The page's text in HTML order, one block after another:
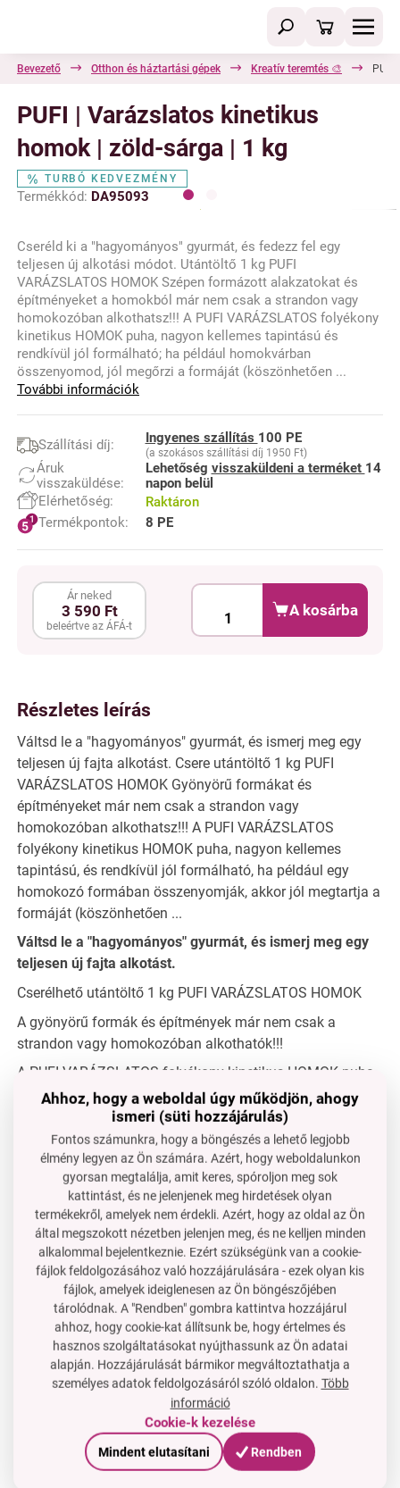
Bevezető Otthon és háztartási gépek Kreatív teremtés 🎨
PUFI | Varázslatos kinetikus
homok | zöld-sárga | 1 kg
TURBÓ KEDVEZMÉNY
Termékkód: DA95093
Cseréld ki a "hagyományos" gyurmát, és fedezz fel egy
teljesen új alkotási módot. Utántöltő 1 kg PUFI
VARÁZSLATOS HOMOK Szépen formázott alakzatokat és
építményeket a homokból már nem csak a strandon vagy
homokozóban alkothatsz!!! A PUFI VARÁZSLATOS folyékony
kinetikus HOMOK puha, nagyon kellemes tapintású és
rendkívül jól formálható; ha például homokvárban
összenyomod, jól megőrzi a formáját (köszönhetően ...
További információk
Szállítási díj: Ingyenes szállítás 100 PE
(a szokásos szállítási díj 1950 Ft)
Áruk
visszaküldése:
Lehetőség visszaküldeni a terméket 14
napon belül
Elérhetőség:
Raktáron
Termékpontok:
8 PE
Ár neked
3 590 Ft
beleértve az ÁFÁ-t
A kosárba
Részletes leírás
Váltsd le a "hagyományos" gyurmát, és ismerj meg egy
teljesen új fajta alkotást. Csere utántöltő 1 kg PUFI
VARÁZSLATOS HOMOK Gyönyörű formákat és
építményeket már nem csak a strandon vagy
homokozóban alkothatsz!!! A PUFI VARÁZSLATOS
folyékony kinetikus HOMOK puha, nagyon kellemes
tapintású, és rendkívül jól formálható, ha például egy
homokozó formában összenyomják, akkor jól megtartja a
formáját (köszönhetően ...
Váltsd le a "hagyományos" gyurmát, és ismerj meg egy
teljesen új fajta alkotást.
Cserélhető utántöltő 1 kg PUFI VARÁZSLATOS HOMOK
A gyönyörű formák és építmények már nem csak a
strandon vagy homokozóban alkothatók!!!
A PUFI VARÁZSLATOS folyékony kinetikus HOMOK puha,
nagyonkellemes tapintású, és rendkívül jól formálható,
ha például egy homokozó formában összenyomják,
megtartja a formáját(a nedvességének köszönhetően a
homokozó formák sosem szétesnek, és a homoknem
csinál rendetlenséget).
Különleges tulajdonságainak köszönhetően benti
használatra is alkalmas, ahol nem csinál rendetlenséget,
és a gyerekek így akár csúnya időben is játszhatnak
„homokozóban”.
A folyékony - kinetikus homok előnyei:
• támogatja a finommotorikát
• fejleszti a képzelőerőt és a fantáziát
• fejleszti a térbeli gondolkodást
• a homok nem hagy szemetet
• az idő múlásával sem veszít a tulajdonságaiból
• a gyerekek akár kedvezőtlen időjárás mellett is
játszhatnak vele
Ahhoz, hogy a weboldal úgy működjön, ahogy
ismeri (süti hozzájárulás)
Fontos számunkra, hogy a böngészés a lehető legjobb
élmény legyen az Ön számára. Azért, hogy weboldalunkon
gyorsan megtalálja, amit keres, spóroljon meg sok
kattintást, és ne jelenjenek meg hirdetések olyan
termékekről, amelyek nem érdekli. Azért, hogy az oldal az Ön
által megszokott nézetben jelenjen meg, és ne kelljen minden
alkalommal bejelentkeznie. Ezért szükségünk van a cookie-
fájlok feldolgozásához való hozzájárulására - ezek olyan kis
fájlok, amelyek ideiglenesen az Ön böngészőjében
tárolódnak. A "Rendben" gombra kattintva hozzájárul
ahhoz, hogy cookie-kat állítsunk be, hogy értelmes és
hasznos szolgáltatásokat nyújthassunk az Ön adatai
alapján. Hozzájárulását bármikor megváltoztathatja a
személyes adatok feldolgozásáról szóló oldalon. Több
információ
Cookie-k kezelése
Mindent elutasítani Rendben